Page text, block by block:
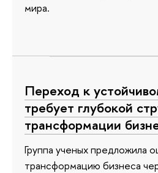
мира.
Переход к
требует глубокой
трансформации
Группа ученых предложила
трансформацию бизнеса